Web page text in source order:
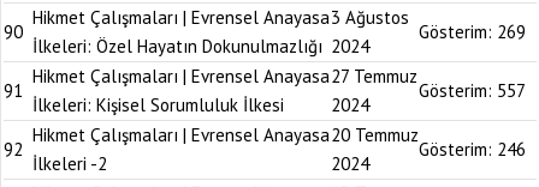
90
Hikmet Çalışmaları | Evrensel Anayasa
İlkeleri: Özel Hayatın Dokunulmazlığı
3 Ağustos
2024
Gösterim: 269
91
Hikmet Çalışmaları | Evrensel Anayasa
İlkeleri: Kişisel Sorumluluk İlkesi
27 Temmuz
2024
Gösterim: 557
92
Hikmet Çalışmaları | Evrensel Anayasa
İlkeleri -2
20 Temmuz
2024
Gösterim: 246